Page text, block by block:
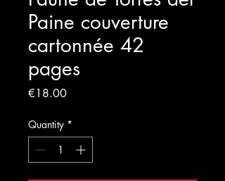
Paine couverture
cartonnée 42
pages
€18.00Price
Quantity *